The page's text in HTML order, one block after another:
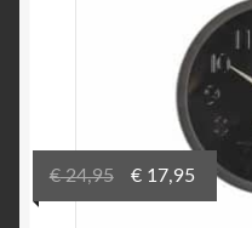
€24,95
Oorspronkelijke
prijs
€17,95Huidige
prijs